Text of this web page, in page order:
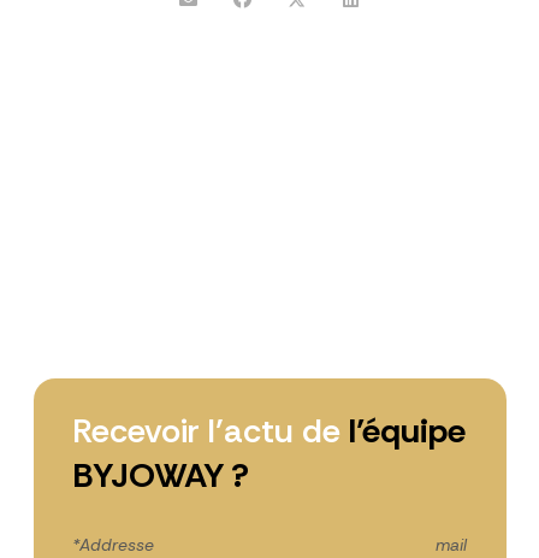
Recevoir l’actu de l’équipe
BYJOWAY ?
*Addresse mail